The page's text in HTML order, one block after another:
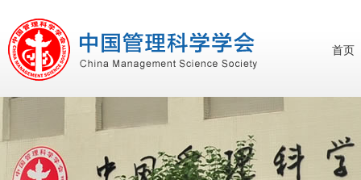
首页